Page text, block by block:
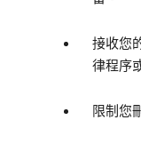
接收您
律程序
限制您